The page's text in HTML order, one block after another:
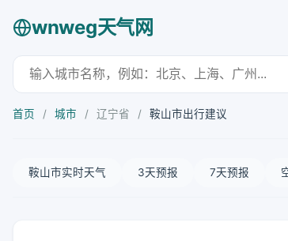
wnweg天气网
首页 / 城市 / 辽宁省 / 鞍山市出行建议
鞍山市实时天气 3天预报 7天预报